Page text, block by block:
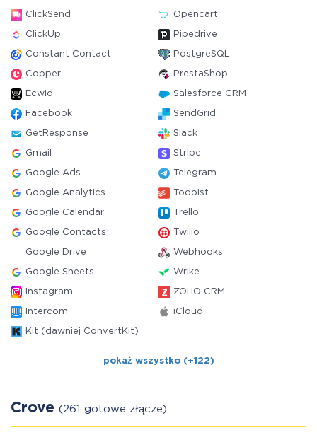
ClickSend Opencart
ClickUp Pipedrive
Constant Contact PostgreSQL
Copper PrestaShop
Ecwid Salesforce CRM
Facebook SendGrid
GetResponse Slack
Gmail Stripe
Google Ads Telegram
Google Analytics Todoist
Google Calendar Trello
Google Contacts Twilio
Google Drive Webhooks
Google Sheets Wrike
Instagram ZOHO CRM
Intercom iCloud
Kit (dawniej ConvertKit)
pokaż wszystko (+122)
Crove (261 gotowe złącze)